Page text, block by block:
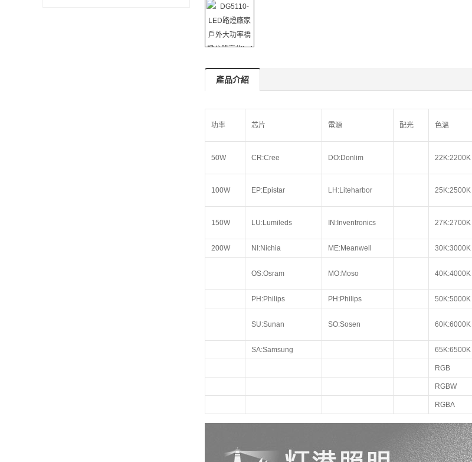
產品介紹
功率 芯片 電源 配光 色溫
50W CR:Cree DO:Donlim 22K:2200K
100W EP:Epistar LH:Liteharbor 25K:2500K
150W LU:Lumileds IN:Inventronics 27K:2700K
200W NI:Nichia ME:Meanwell 30K:3000K
OS:Osram MO:Moso 40K:4000K
PH:Philips PH:Philips 50K:5000K
SU:Sunan SO:Sosen 60K:6000K
SA:Samsung 65K:6500K
RGB
RGBW
RGBA